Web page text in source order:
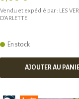
Vendu et expédié par : LES
D'ARLETTE
En stock
AJOUTER AU